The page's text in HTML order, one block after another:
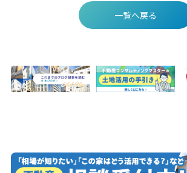
一覧へ戻る